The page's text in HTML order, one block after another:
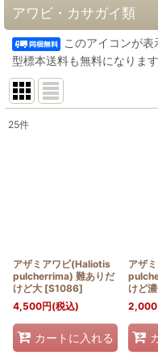
アワビ・カサガイ類
このアイコンが
型標本送料も無料になります
25件
アザミアワビ(Haliotis
pulcherrima) 難ありだ
けど大 [S1086]
4,500円(税込)
カートに入れる
アザ
けど
2,000